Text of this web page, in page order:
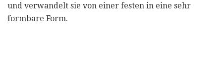
und verwandelt sie von einer festen in eine sehr
formbare Form.